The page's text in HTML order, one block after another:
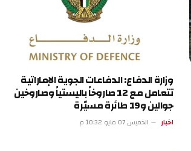
وزارة الدفاع: الدفاعات الجوية الإماراتية
تتعامل مع 12 صاروخاً باليستياً وصاروخين
جوالين و19 طائرة مسيّرة
الخميس 07 مايو 10:32 م